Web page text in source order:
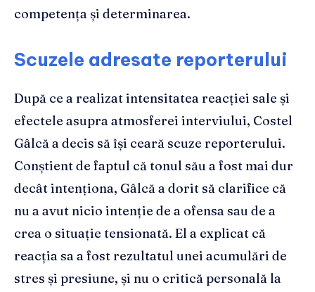
competența și determinarea.
Scuzele adresate reporterului
După ce a realizat intensitatea reacției sale și
efectele asupra atmosferei interviului, Costel
Gâlcă a decis să își ceară scuze reporterului.
Conștient de faptul că tonul său a fost mai dur
decât intenționa, Gâlcă a dorit să clarifice că
nu a avut nicio intenție de a ofensa sau de a
crea o situație tensionată. El a explicat că
reacția sa a fost rezultatul unei acumulări de
stres și presiune, și nu o critică personală la